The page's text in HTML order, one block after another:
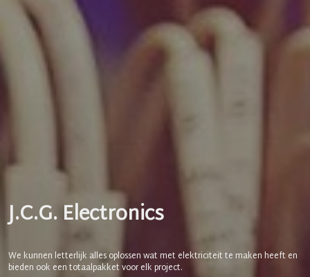
J.C.G. Electronics
We kunnen letterlijk alles oplossen wat met elektriciteit te maken heeft en
bieden ook een totaalpakket voor elk project.